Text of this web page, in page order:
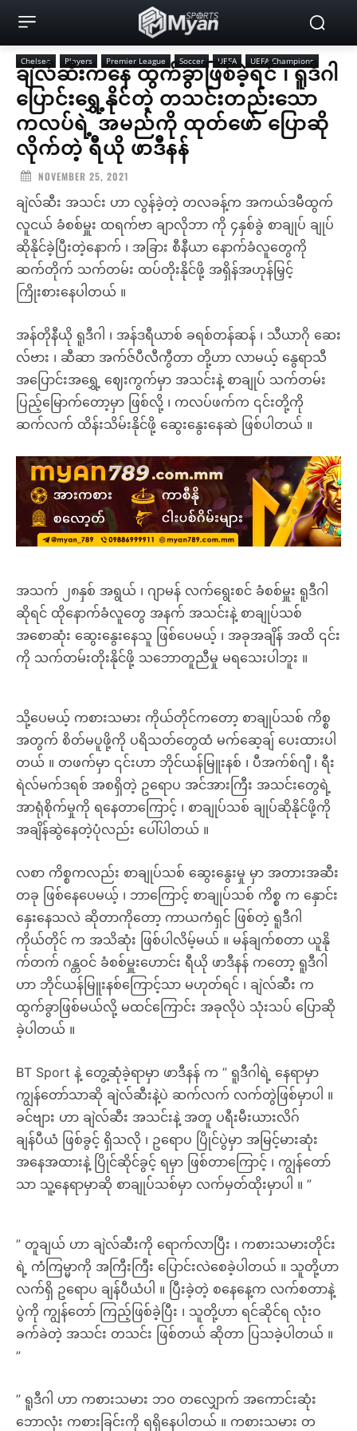
Chelsea Players Premier League Soccer UEFA UEFA Champions
ချဲလ်ဆီးကနေ ထွက်ခွာဖြစ်ခဲ့ရင် ၊ ရူဒီဂါ
ပြောင်းရွှေ့နိုင်တဲ့ တသင်းတည်းသော
ကလပ်ရဲ့ အမည်ကို ထုတ်ဖော် ပြောဆို
လိုက်တဲ့ ရီယို ဖာဒီနန်
NOVEMBER 25, 2021
ချဲလ်ဆီး အသင်း ဟာ လွန်ခဲ့တဲ့ တလခန့်က အကယ်ဒမီထွက်
လူငယ် ခံစစ်မှူး ထရက်ဗာ ချာလိုဘာ ကို ၄နှစ်ခွဲ စာချုပ် ချုပ်
ဆိုနိုင်ခဲ့ပြီးတဲ့နောက် ၊ အခြား စီနီယာ နောက်ခံလူတွေကို
ဆက်တိုက် သက်တမ်း ထပ်တိုးနိုင်ဖို့ အရှိန်အဟုန်မြှင့်
ကြိုးစားနေပါတယ် ။
အန်တိုနီယို ရူဒီဂါ ၊ အန်ဒရီယာစ် ခရစ်တန်ဆန် ၊ သီယာဂို ဆေး
လ်ဗား ၊ ဆီဆာ အက်ဇ်ပီလီကွီတာ တို့ဟာ လာမယ့် နွေရာသီ
အပြောင်းအရွှေ့ ဈေးကွက်မှာ အသင်းနဲ့ စာချုပ် သက်တမ်း
ပြည့်မြောက်တော့မှာ ဖြစ်လို့ ၊ ကလပ်ဖက်က ၎င်းတို့ကို
ဆက်လက် ထိန်းသိမ်းနိုင်ဖို့ ဆွေးနွေးနေဆဲ ဖြစ်ပါတယ် ။
အသက် ၂၈နှစ် အရွယ် ၊ ဂျာမန် လက်ရွေးစင် ခံစစ်မှူး ရူဒီဂါ
ဆိုရင် ထိုနောက်ခံလူတွေ အနက် အသင်းနဲ့ စာချုပ်သစ်
အစောဆုံး ဆွေးနွေးနေသူ ဖြစ်ပေမယ့် ၊ အခုအချိန် အထိ ၎င်း
ကို သက်တမ်းတိုးနိုင်ဖို့ သဘောတူညီမှု မရသေးပါဘူး ။
သို့ပေမယ့် ကစားသမား ကိုယ်တိုင်ကတော့ စာချုပ်သစ် ကိစ္စ
အတွက် စိတ်မပူဖို့ကို ပရိသတ်တွေထံ မက်ဆေ့ချ် ပေးထားပါ
တယ် ။ တဖက်မှာ ၎င်းဟာ ဘိုင်ယန်မြူးနစ် ၊ ပီအက်စ်ဂျီ ၊ ရီး
ရဲလ်မက်ဒရစ် အစရှိတဲ့ ဥရောပ အင်အားကြီး အသင်းတွေရဲ့
အာရုံစိုက်မှုကို ရနေတာကြောင့် ၊ စာချုပ်သစ် ချုပ်ဆိုနိုင်ဖို့ကို
အချိန်ဆွဲနေတဲ့ပုံလည်း ပေါ်ပါတယ် ။
လစာ ကိစ္စကလည်း စာချုပ်သစ် ဆွေးနွေးမှု မှာ အတားအဆီး
တခု ဖြစ်နေပေမယ့် ၊ ဘာကြောင့် စာချုပ်သစ် ကိစ္စ က နှောင်း
နှေးနေသလဲ ဆိုတာကိုတော့ ကာယကံရှင် ဖြစ်တဲ့ ရူဒီဂါ
ကိုယ်တိုင် က အသိဆုံး ဖြစ်ပါလိမ့်မယ် ။ မန်ချက်စတာ ယူနို
က်တက် ဂန္တဝင် ခံစစ်မှူးဟောင်း ရီယို ဖာဒီနန် ကတော့ ရူဒီဂါ
ဟာ ဘိုင်ယန်မြူးနစ်ကြောင့်သာ မဟုတ်ရင် ၊ ချဲလ်ဆီး က
ထွက်ခွာဖြစ်မယ်လို့ မထင်ကြောင်း အခုလိုပဲ သုံးသပ် ပြောဆို
ခဲ့ပါတယ် ။
BT Sport နဲ့ တွေ့ဆုံခဲ့ရာမှာ ဖာဒီနန် က ” ရူဒီဂါရဲ့ နေရာမှာ
ကျွန်တော်သာဆို ချဲလ်ဆီးနဲ့ပဲ ဆက်လက် လက်တွဲဖြစ်မှာပါ ။
ခင်ဗျား ဟာ ချဲလ်ဆီး အသင်းနဲ့ အတူ ပရီးမီးယားလိဂ်
ချန်ပီယံ ဖြစ်ခွင့် ရှိသလို ၊ ဥရောပ ပြိုင်ပွဲမှာ အမြင့်မားဆုံး
အနေအထားနဲ့ ပြိုင်ဆိုင်ခွင့် ရမှာ ဖြစ်တာကြောင့် ၊ ကျွန်တော်
သာ သူ့နေရာမှာဆို စာချုပ်သစ်မှာ လက်မှတ်ထိုးမှာပါ ။ ”
” တူချယ် ဟာ ချဲလ်ဆီးကို ရောက်လာပြီး ၊ ကစားသမားတိုင်း
ရဲ့ ကံကြမ္မာကို အကြီးကြီး ပြောင်းလဲစေခဲ့ပါတယ် ။ သူတို့ဟာ
လက်ရှိ ဥရောပ ချန်ပီယံပါ ။ ပြီးခဲ့တဲ့ စနေနေ့က လက်စတာနဲ့
ပွဲကို ကျွန်တော် ကြည့်ဖြစ်ခဲ့ပြီး ၊ သူတို့ဟာ ရင်ဆိုင်ရ လုံးဝ
ခက်ခဲတဲ့ အသင်း တသင်း ဖြစ်တယ် ဆိုတာ ပြသခဲ့ပါတယ် ။
”
” ရူဒီဂါ ဟာ ကစားသမား ဘဝ တလျှောက် အကောင်းဆုံး
ဘောလုံး ကစားခြင်းကို ရရှိနေပါတယ် ။ ကစားသမား တ